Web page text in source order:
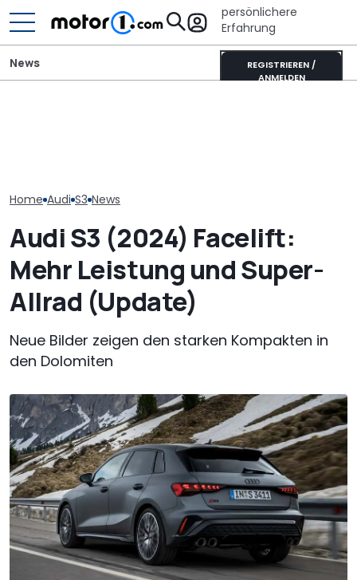
persönlichere
Erfahrung
REGISTRIEREN /
ANMELDEN
News
Home Audi S3 News
Audi S3 (2024) Facelift:
Mehr Leistung und Super-
Allrad (Update)
Neue Bilder zeigen den starken Kompakten in
den Dolomiten